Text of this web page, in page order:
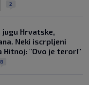
2
Hrvatske,
Neki iscrpljeni
Hitnoj: "Ovo je teror!"
8